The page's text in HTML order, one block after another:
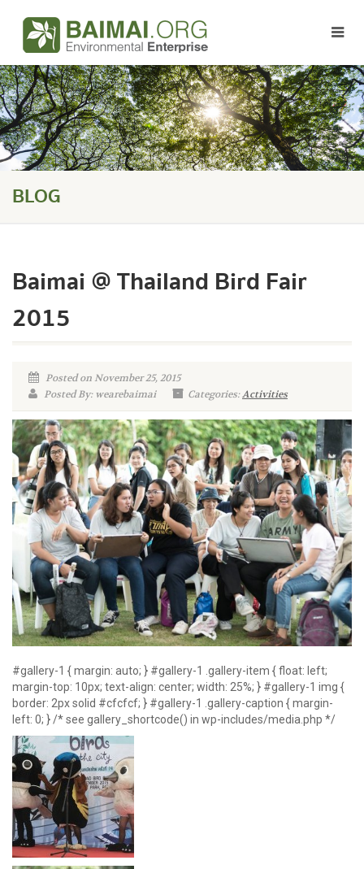
BLOG
Baimai @ Thailand Bird Fair
2015
Posted on November 25, 2015
Posted By: wearebaimai
Categories:Activities
#gallery-1 { margin: auto; } #gallery-1 .gallery-item { float: left;
margin-top: 10px; text-align: center; width: 25%; } #gallery-1 img {
border: 2px solid #cfcfcf; } #gallery-1 .gallery-caption { margin-
left: 0; } /* see gallery_shortcode() in wp-includes/media.php */